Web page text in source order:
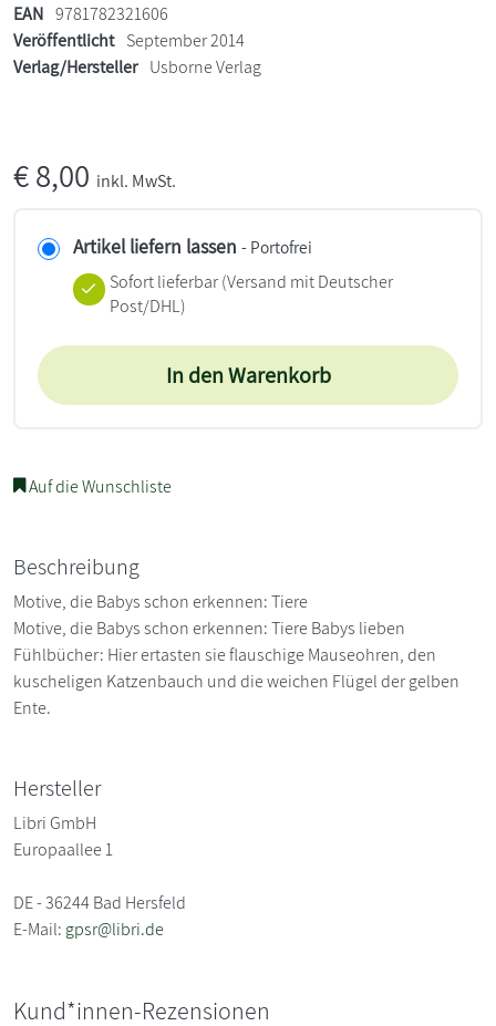
EAN 9781782321606
Veröffentlicht September 2014
Verlag/Hersteller Usborne Verlag
€8,00 inkl. MwSt.
Artikel liefern lassen - Portofrei
Sofort lieferbar(Versand mit Deutscher
Post/DHL)
In den Warenkorb
Auf die Wunschliste
Beschreibung
Motive, die Babys schon erkennen: Tiere
Motive, die Babys schon erkennen: Tiere Babys lieben
Fühlbücher: Hier ertasten sie flauschige Mauseohren, den
kuscheligen Katzenbauch und die weichen Flügel der gelben
Ente.
Hersteller
Libri GmbH
Europaallee 1
DE - 36244 Bad Hersfeld
E-Mail: gpsr@libri.de
Kund*innen-Rezensionen